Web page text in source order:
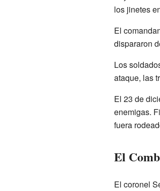
los jinetes
El
dispararon
Los
ataque, las
El 23 de
enemigas.
fuera
El
El coronel